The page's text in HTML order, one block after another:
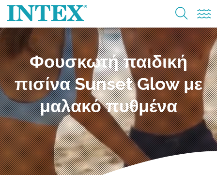
Φουσκωτή παιδική
πισίνα Sunset Glow με
μαλακό πυθμένα